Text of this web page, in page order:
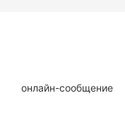
онлайн-сообщение